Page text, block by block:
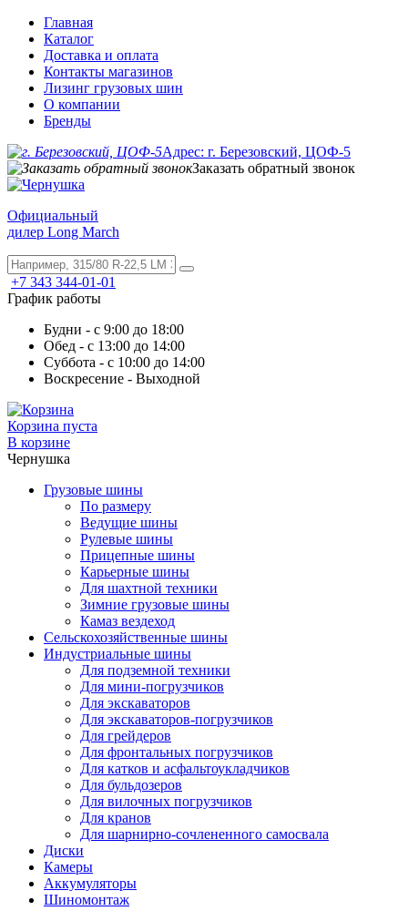
Главная
Каталог
Доставка и оплата
Контакты магазинов
Лизинг грузовых шин
О компании
Бренды
Адрес: г. Березовский, ЦОФ-5
Заказать обратный звонок
Официальный
дилер Long March
+7 343 344-01-01
График работы
Будни - с 9:00 до 18:00
Обед - с 13:00 до 14:00
Суббота - с 10:00 до 14:00
Воскресение - Выходной
Корзина пуста
В корзине
Чернушка
Грузовые шины
По размеру
Ведущие шины
Рулевые шины
Прицепные шины
Карьерные шины
Для шахтной техники
Зимние грузовые шины
Камаз вездеход
Сельскохозяйственные шины
Индустриальные шины
Для подземной техники
Для мини-погрузчиков
Для экскаваторов
Для экскаваторов-погрузчиков
Для грейдеров
Для фронтальных погрузчиков
Для катков и асфальтоукладчиков
Для бульдозеров
Для вилочных погрузчиков
Для кранов
Для шарнирно-сочлененного самосвала
Диски
Камеры
Аккумуляторы
Шиномонтаж